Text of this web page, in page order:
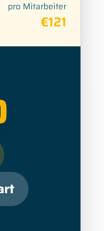
pro Mitarbeiter
€121